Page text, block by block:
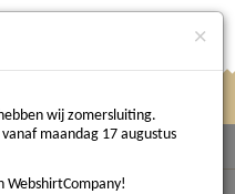
×
wij zomersluiting.
maandag 17 augustus